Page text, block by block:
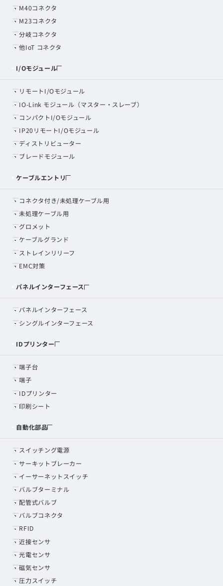
M40コネクタ
M23コネクタ
分岐コネクタ
他IoT コネクタ
I/Oモジュール
リモートI/Oモジュール
IO-Link モジュール（マスター・スレーブ）
コンパクトI/Oモジュール
IP20リモートI/Oモジュール
ディストリビューター
ブレードモジュール
ケーブルエントリ
コネクタ付き/未処理ケーブル用
未処理ケーブル用
グロメット
ケーブルグランド
ストレインリリーフ
EMC対策
パネルインターフェース
パネルインターフェース
シングルインターフェース
IDプリンター
端子台
端子
IDプリンター
印刷シート
自動化部品
スイッチング電源
サーキットブレーカー
イーサーネットスイッチ
バルブターミナル
配管式バルブ
バルブコネクタ
RFID
近接センサ
光電センサ
磁気センサ
圧力スイッチ